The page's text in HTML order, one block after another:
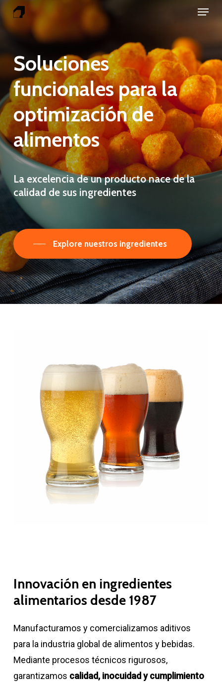
Skip
to
content
Menu
Soluciones
funcionalesparala
optimizaciónde
alimentos
La excelencia de un producto nace de la
calidad de sus ingredientes
Explore nuestros ingredientes
Innovación en ingredientes
alimentarios desde 1987
Manufacturamos y comercializamos aditivos
para la industria global de alimentos y bebidas.
Mediante procesos técnicos rigurosos,
garantizamos calidad, inocuidad y cumplimiento